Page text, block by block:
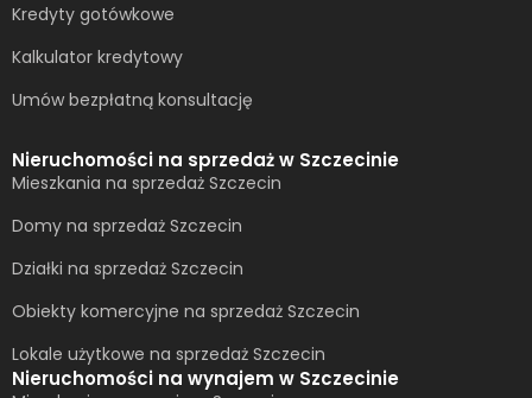
Kredyty gotówkowe
Kalkulator kredytowy
Umów bezpłatną konsultację​
Nieruchomości na sprzedaż w Szczecinie
Mieszkania na sprzedaż Szczecin
Domy na sprzedaż Szczecin
Działki na sprzedaż Szczecin
Obiekty komercyjne na sprzedaż Szczecin
Lokale użytkowe na sprzedaż Szczecin
Nieruchomości na wynajem w Szczecinie